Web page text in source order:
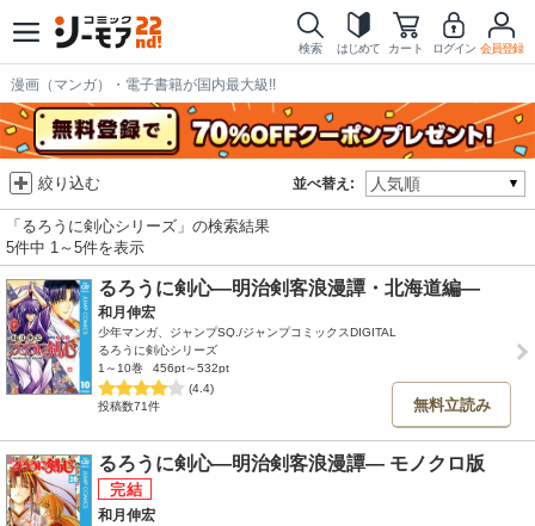
検索 はじめて カート ログイン 会員登録
漫画（マンガ）・電子書籍が国内最大級!!
並べ替え:
絞り込む
「るろうに剣心シリーズ」の検索結果
5件中 1～5件を表示
るろうに剣心―明治剣客浪漫譚・北海道編―
和月伸宏
少年マンガ、ジャンプSQ./ジャンプコミックスDIGITAL
るろうに剣心シリーズ
1～10巻
456pt～532pt
(4.4)
投稿数71件
無料立読み
るろうに剣心―明治剣客浪漫譚― モノクロ版
和月伸宏